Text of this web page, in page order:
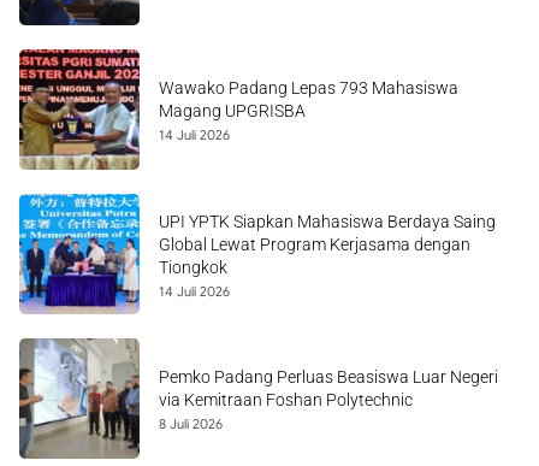
Wawako Padang Lepas 793 Mahasiswa
Magang UPGRISBA
14 Juli 2026
UPI YPTK Siapkan Mahasiswa Berdaya Saing
Global Lewat Program Kerjasama dengan
Tiongkok
14 Juli 2026
Pemko Padang Perluas Beasiswa Luar Negeri
via Kemitraan Foshan Polytechnic
8 Juli 2026